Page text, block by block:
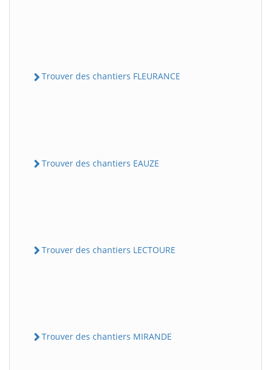
Trouver des chantiers FLEURANCE
Trouver des chantiers EAUZE
Trouver des chantiers LECTOURE
Trouver des chantiers MIRANDE